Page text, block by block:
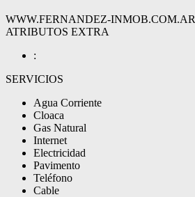
WWW.FERNANDEZ-INMOB.COM.AR
ATRIBUTOS EXTRA
:
SERVICIOS
Agua Corriente
Cloaca
Gas Natural
Internet
Electricidad
Pavimento
Teléfono
Cable